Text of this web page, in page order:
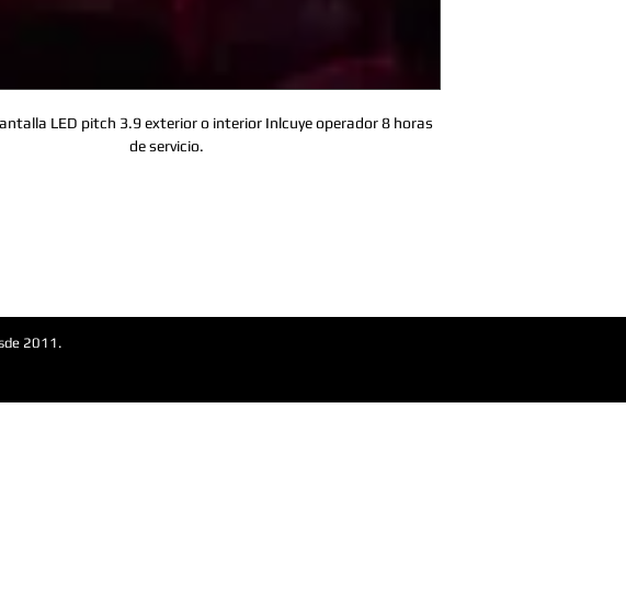
LED pitch 3.9 exterior o interior Inlcuye operador 8 horas
de servicio.
2011.